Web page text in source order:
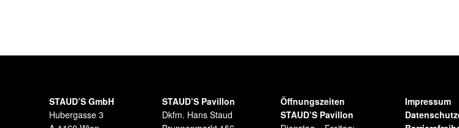
STAUD’S GmbH
Hubergasse 3
STAUD’S Pavillon
Dkfm. Hans Staud
Öffnungszeiten
STAUD’S Pavillon
Impressum